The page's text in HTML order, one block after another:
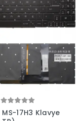
17H3 Klavye